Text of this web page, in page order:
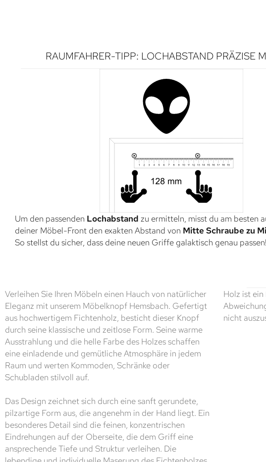
RAUMFAHRER-TIPP: LOCHABSTAND PRÄZISE
Um den passenden Lochabstand zu ermitteln, misst du am besten
deiner Möbel-Front den exakten Abstand von Mitte Schraube zu
So stellst du sicher, dass deine neuen Griffe galaktisch genau passen!
Verleihen Sie Ihren Möbeln einen Hauch von natürlicher
Eleganz mit unserem Möbelknopf Hemsbach. Gefertigt
aus hochwertigem Fichtenholz, besticht dieser Knopf
durch seine klassische und zeitlose Form. Seine warme
Ausstrahlung und die helle Farbe des Holzes schaffen
eine einladende und gemütliche Atmosphäre in jedem
Raum und werten Kommoden, Schränke oder
Schubladen stilvoll auf.
Das Design zeichnet sich durch eine sanft gerundete,
pilzartige Form aus, die angenehm in der Hand liegt. Ein
besonderes Detail sind die feinen, konzentrischen
Eindrehungen auf der Oberseite, die dem Griff eine
ansprechende Tiefe und Struktur verleihen. Die
Holz ist
nicht